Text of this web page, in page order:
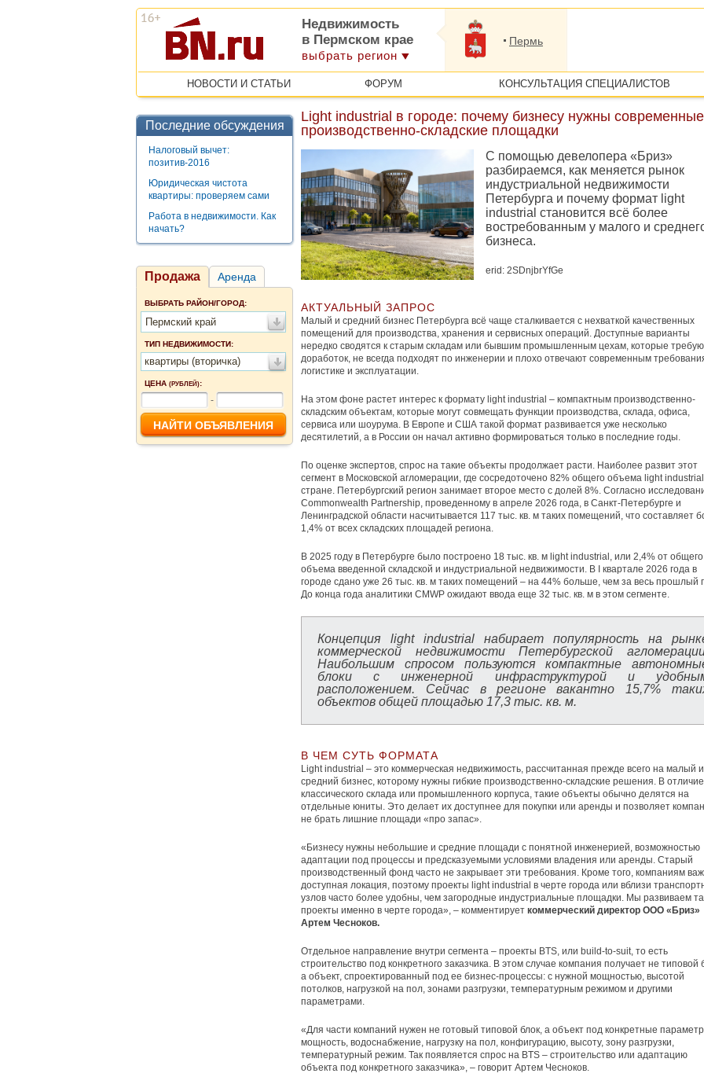
Недвижимость
в Пермском крае
выбрать регион
Пермь
НОВОСТИ И СТАТЬИ ФОРУМ КОНСУЛЬТАЦИЯ СПЕЦИАЛИСТОВ
Последние обсуждения
Налоговый вычет:
позитив-2016
Юридическая чистота
квартиры: проверяем сами
Работа в недвижимости. Как
начать?
Продажа Аренда
ВЫБРАТЬ РАЙОН/ГОРОД:
Пермский край
ТИП НЕДВИЖИМОСТИ:
квартиры (вторичка)
ЦЕНА (РУБЛЕЙ):
-
Light industrial в городе: почему бизнесу нужны современные
производственно-складские площадки
С помощью девелопера «Бриз»
разбираемся, как меняется рынок
индустриальной недвижимости
Петербурга и почему формат light
industrial становится всё более
востребованным у малого и
бизнеса.
erid: 2SDnjbrYfGe
АКТУАЛЬНЫЙ ЗАПРОС
Малый и средний бизнес Петербурга всё чаще сталкивается с нехваткой качественных
помещений для производства, хранения и сервисных операций. Доступные варианты
нередко сводятся к старым складам или бывшим промышленным цехам, которые
доработок, не всегда подходят по инженерии и плохо отвечают современным
логистике и эксплуатации.
На этом фоне растет интерес к формату light industrial – компактным производственно-
складским объектам, которые могут совмещать функции производства, склада, офиса,
сервиса или шоурума. В Европе и США такой формат развивается уже несколько
десятилетий, а в России он начал активно формироваться только в последние годы.
По оценке экспертов, спрос на такие объекты продолжает расти. Наиболее развит этот
сегмент в Московской агломерации, где сосредоточено 82% общего объема light
стране. Петербургский регион занимает второе место с долей 8%. Согласно
Commonwealth Partnership, проведенному в апреле 2026 года, в Санкт-Петербурге и
Ленинградской области насчитывается 117 тыс. кв. м таких помещений, что составляет
1,4% от всех складских площадей региона.
В 2025 году в Петербурге было построено 18 тыс. кв. м light industrial, или 2,4% от общего
объема введенной складской и индустриальной недвижимости. В I квартале 2026 года в
городе сдано уже 26 тыс. кв. м таких помещений – на 44% больше, чем за весь прошлый
До конца года аналитики CMWP ожидают ввода еще 32 тыс. кв. м в этом сегменте.
Концепция light industrial набирает популярность на
коммерческой недвижимости Петербургской
Наибольшим спросом пользуются компактные
блоки с инженерной инфраструктурой и
расположением. Сейчас в регионе вакантно 15,7%
объектов общей площадью 17,3 тыс. кв. м.
В ЧЕМ СУТЬ ФОРМАТА
Light industrial – это коммерческая недвижимость, рассчитанная прежде всего на малый и
средний бизнес, которому нужны гибкие производственно-складские решения. В
классического склада или промышленного корпуса, такие объекты обычно делятся на
отдельные юниты. Это делает их доступнее для покупки или аренды и позволяет
не брать лишние площади «про запас».
«Бизнесу нужны небольшие и средние площади с понятной инженерией, возможностью
адаптации под процессы и предсказуемыми условиями владения или аренды. Старый
производственный фонд часто не закрывает эти требования. Кроме того, компаниям
доступная локация, поэтому проекты light industrial в черте города или вблизи
узлов часто более удобны, чем загородные индустриальные площадки. Мы развиваем
проекты именно в черте города», – комментирует коммерческий директор ООО «Бриз»
Артем Чесноков.
Отдельное направление внутри сегмента – проекты BTS, или build-to-suit, то есть
строительство под конкретного заказчика. В этом случае компания получает не типовой
а объект, спроектированный под ее бизнес-процессы: с нужной мощностью, высотой
потолков, нагрузкой на пол, зонами разгрузки, температурным режимом и другими
параметрами.
«Для части компаний нужен не готовый типовой блок, а объект под конкретные
мощность, водоснабжение, нагрузку на пол, конфигурацию, высоту, зону разгрузки,
температурный режим. Так появляется спрос на BTS – строительство или адаптацию
объекта под конкретного заказчика», – говорит Артем Чесноков.